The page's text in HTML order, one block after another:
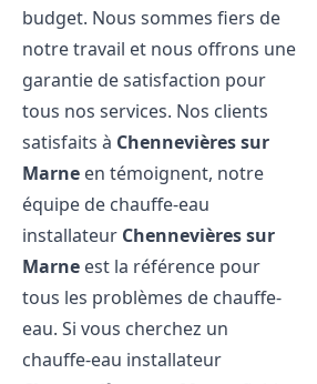
budget. Nous sommes fiers de
notre travail et nous offrons une
garantie de satisfaction pour
tous nos services. Nos clients
satisfaits à Chennevières sur
Marne en témoignent, notre
équipe de chauffe-eau
installateur Chennevières sur
Marne est la référence pour
tous les problèmes de chauffe-
eau. Si vous cherchez un
chauffe-eau installateur